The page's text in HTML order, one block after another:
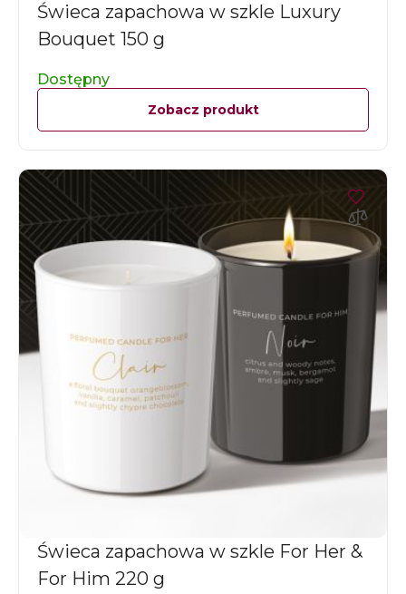
Świeca zapachowa w szkle Luxury
Bouquet 150 g
Dostępny
Zobacz produkt
Świeca zapachowa w szkle For Her &
For Him 220 g